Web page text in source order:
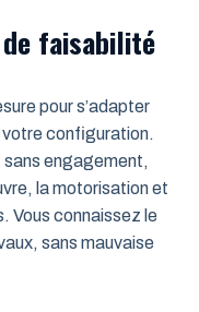
faisabilité
pour s’adapter
configuration.
sans engagement,
la motorisation et
Vous connaissez le
sans mauvaise